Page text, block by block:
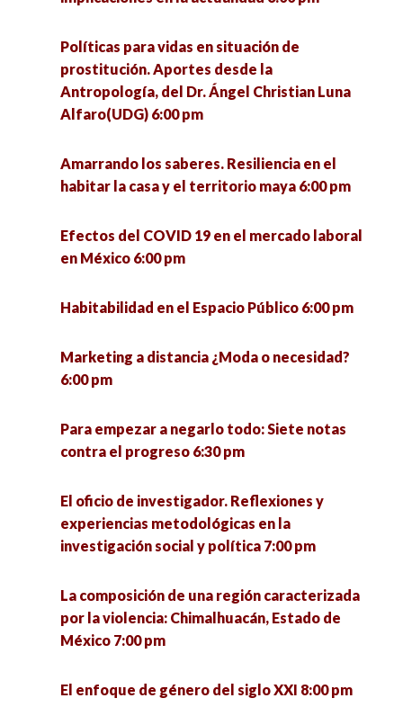
Políticas para vidas en situación de
prostitución. Aportes desde la
Antropología, del Dr. Ángel Christian Luna
Alfaro(UDG) 6:00 pm
Amarrando los saberes. Resiliencia en el
habitar la casa y el territorio maya 6:00 pm
Efectos del COVID 19 en el mercado laboral
en México 6:00 pm
Habitabilidad en el Espacio Público 6:00 pm
Marketing a distancia ¿Moda o necesidad?
6:00 pm
Para empezar a negarlo todo: Siete notas
contra el progreso 6:30 pm
El oficio de investigador. Reflexiones y
experiencias metodológicas en la
investigación social y política 7:00 pm
La composición de una región caracterizada
por la violencia: Chimalhuacán, Estado de
México 7:00 pm
El enfoque de género del siglo XXI 8:00 pm